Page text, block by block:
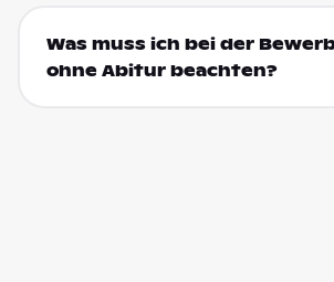
Was muss ich bei der
ohne Abitur beachten?